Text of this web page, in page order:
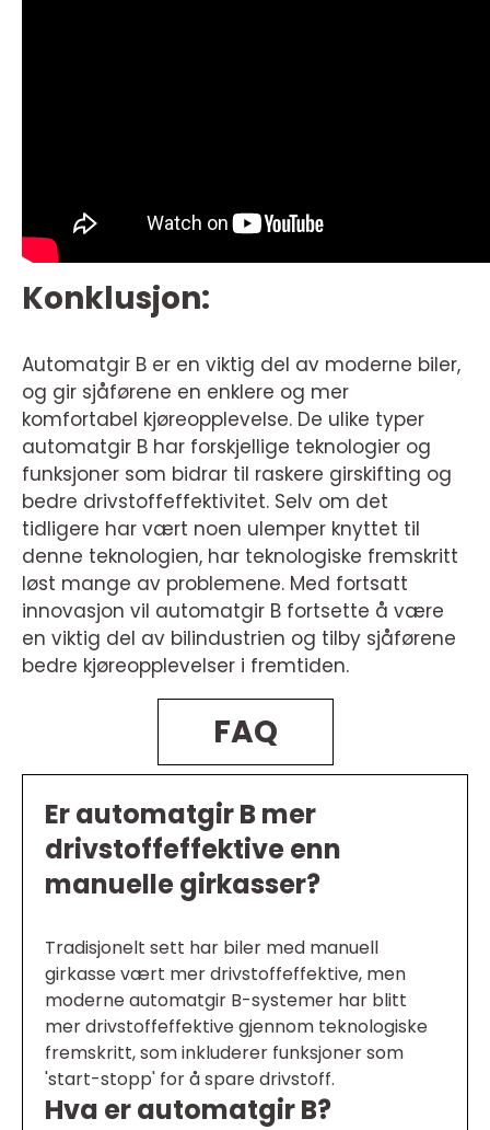
Konklusjon:
Automatgir B er en viktig del av moderne biler,
og gir sjåførene en enklere og mer
komfortabel kjøreopplevelse. De ulike typer
automatgir B har forskjellige teknologier og
funksjoner som bidrar til raskere girskifting og
bedre drivstoffeffektivitet. Selv om det
tidligere har vært noen ulemper knyttet til
denne teknologien, har teknologiske fremskritt
løst mange av problemene. Med fortsatt
innovasjon vil automatgir B fortsette å være
en viktig del av bilindustrien og tilby sjåførene
bedre kjøreopplevelser i fremtiden.
FAQ
Er automatgir B mer
drivstoffeffektive enn
manuelle girkasser?
Tradisjonelt sett har biler med manuell
girkasse vært mer drivstoffeffektive, men
moderne automatgir B-systemer har blitt
mer drivstoffeffektive gjennom teknologiske
fremskritt, som inkluderer funksjoner som
'start-stopp' for å spare drivstoff.
Hva er automatgir B?